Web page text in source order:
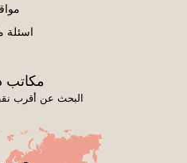
اسئلة
مكاتب
البحث عن أقرب